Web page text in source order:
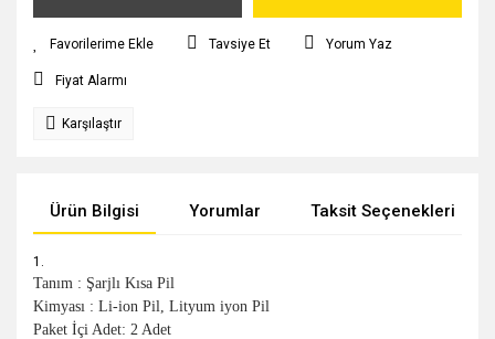
Tavsiye Et Yorum Yaz
Fiyat Alarmı
Karşılaştır
Ürün Bilgisi Yorumlar Taksit Seçenekleri
Tanım : Şarjlı Kısa Pil
Kimyası : Li-ion Pil, Lityum iyon Pil
Paket İçi Adet: 2 Adet